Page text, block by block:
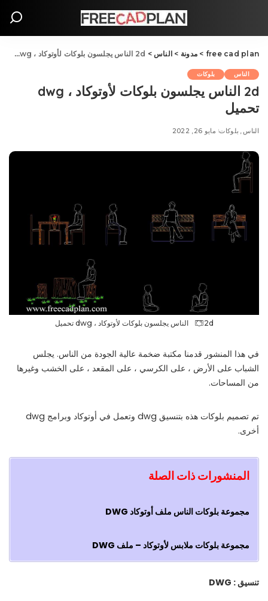
free cad plan
> مدونة > الناس > 2d الناس يجلسون بلوکات لأوتوكاد ، dwg تحميل
الناس بلوکات
2d الناس يجلسون بلوکات لأوتوكاد ، dwg
تحميل
الناس بلوکات مايو 26, 2022
2d الناس يجلسون بلوکات لأوتوكاد ، dwg تحميل
في هذا المنشور قدمنا ​​مكتبة ضخمة عالية الجودة من الناس. يجلس
الشباب على الأرض ، على الكرسي ، على المقعد ، على الخشب وغيرها
من المساحات.
أخرى.
المنشورات ذات الصلة
مجموعة بلوکات الناس ملف أوتوكاد DWG
مجموعة بلوکات ملابس لأوتوكاد – ملف DWG
تنسيق : DWG